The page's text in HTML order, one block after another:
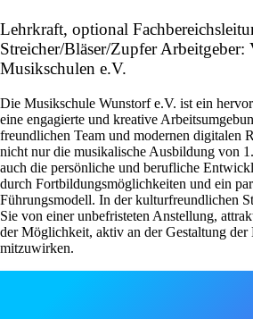
Lehrkraft, optional
Streicher/Bläser/Zupfer Arbeitgeber:
Musikschulen e.V.
Die Musikschule Wunstorf e.V. ist ein
eine engagierte und kreative
freundlichen Team und modernen digitalen
nicht nur die musikalische Ausbildung von
auch die persönliche und berufliche
durch Fortbildungsmöglichkeiten und ein
Führungsmodell. In der kulturfreundlichen
Sie von einer unbefristeten Anstellung,
der Möglichkeit, aktiv an der Gestaltung der
mitzuwirken.